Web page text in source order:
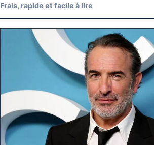
Frais, rapide et facile à lire